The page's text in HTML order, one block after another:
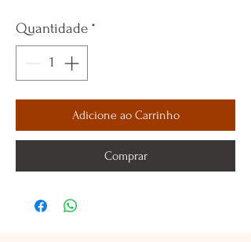
Quantidade *
Adicione ao Carrinho
Comprar